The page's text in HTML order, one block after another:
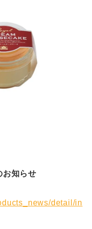
お知らせ
detail/in